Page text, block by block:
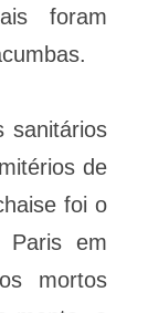
foram
sanitários
de
foi o
Paris em
mortos